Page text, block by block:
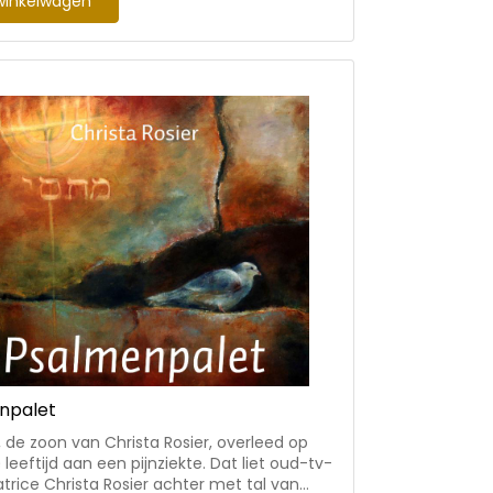
uit de man beitelen. Van de lezer
lef! Maar uiteindelijk heb je dan wel iets
Zowel door zijn werk als
staat de auteur dicht bij de leefwereld
Zijn blik op vaderschap in combinatie
eigen vaderschap past daarom goed bij de
en ouders van deze tijd.
de zoon van Christa Rosier, overleed op
leeftijd aan een pijnziekte. Dat liet oud-tv-
Christa Rosier achter met tal van